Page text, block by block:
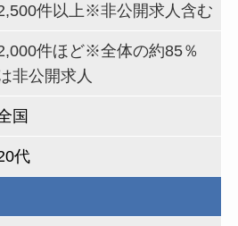
件以上※非公開求人含む
件ほど※全体の約85％
非公開求人
国
代